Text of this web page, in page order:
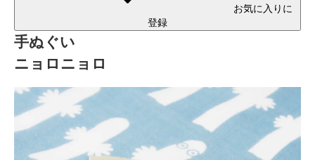
お気に入りに
登録
手ぬぐい
ニョロニョロ